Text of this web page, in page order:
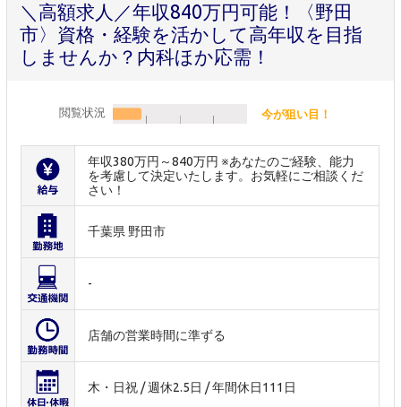
＼高額求人／年収840万円可能！〈野田
市〉資格・経験を活かして高年収を目指
しませんか？内科ほか応需！
閲覧状況 今が狙い目！
年収380万円～840万円 ※あなたのご経験、能力
を考慮して決定いたします。お気軽にご相談くだ
さい！
千葉県 野田市
-
店舗の営業時間に準ずる
木・日祝 / 週休2.5日 / 年間休日111日